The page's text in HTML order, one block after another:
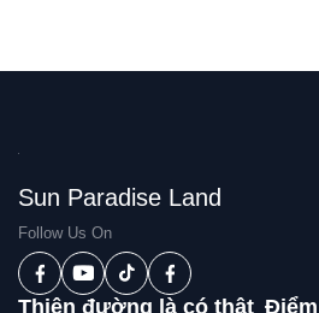
Sun Paradise Land
Follow Us On
Thiên đường là có thật